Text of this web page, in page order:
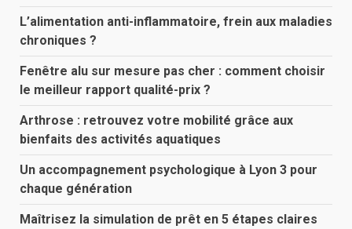
L’alimentation anti-inflammatoire, frein aux maladies
chroniques ?
Fenêtre alu sur mesure pas cher : comment choisir
le meilleur rapport qualité-prix ?
Arthrose : retrouvez votre mobilité grâce aux
bienfaits des activités aquatiques
Un accompagnement psychologique à Lyon 3 pour
chaque génération
Maîtrisez la simulation de prêt en 5 étapes claires